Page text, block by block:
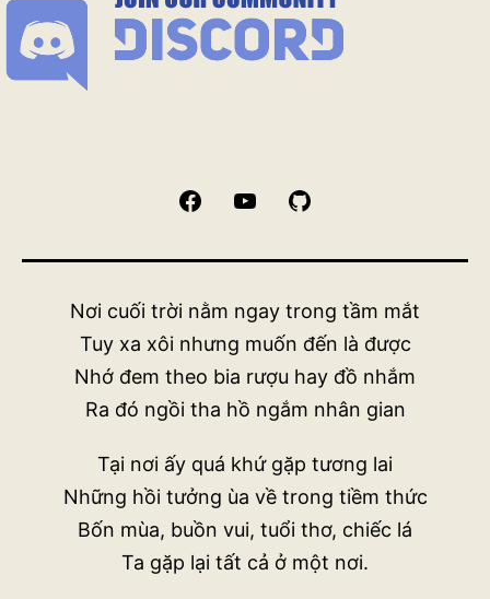
FacebookYouTube
Nơi cuối trời nằm ngay trong tầm mắt
Tuy xa xôi nhưng muốn đến là được
Nhớ đem theo bia rượu hay đồ nhắm
Ra đó ngồi tha hồ ngắm nhân gian
Tại nơi ấy quá khứ gặp tương lai
Những hồi tưởng ùa về trong tiềm thức
Bốn mùa, buồn vui, tuổi thơ, chiếc lá
Ta gặp lại tất cả ở một nơi.